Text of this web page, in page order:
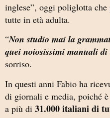
inglese”, oggi poliglotta
tutte in età adulta.
“Non studio mai la
quei noiosissimi manuali di
sorriso.
In questi anni Fabio ha
di giornali e media, poiché
a più di 31.000 italiani di